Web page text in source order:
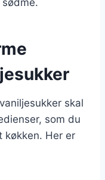
skal
som du
køkken. Her er